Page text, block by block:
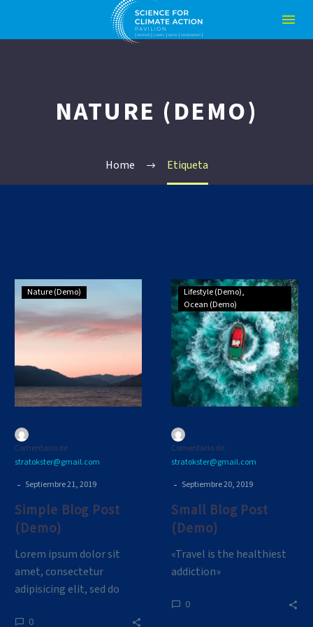
NATURE (DEMO)
Home Etiqueta
Simple
Post
(Demo)
Nature (Demo)
Comentario de
stratokster@gmail.com
- Septiembre 21, 2019
Simple Blog Post
(Demo)
Lorem ipsum dolor sit
amet, consectetur
adipisicing elit, sed do
0
Small
Blog
Post
(Demo)
Lifestyle (Demo)
Ocean (Demo)
Comentario de
stratokster@gmail.com
- Septiembre 20, 2019
Small Blog Post
(Demo)
«Travel is the healthiest
addiction»
0